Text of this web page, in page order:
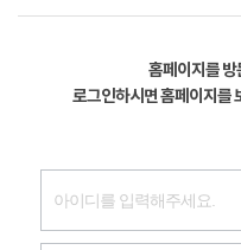
홈페이지를
로그인하시면 홈페이지를